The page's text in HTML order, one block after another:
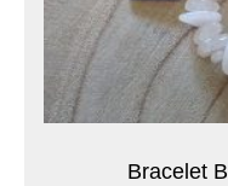
Bracelet